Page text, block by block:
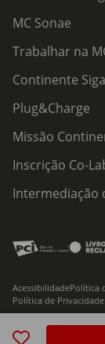
MC Sonae
Trabalhar na
Continente Siga
Plug&Charge
Missão
Inscrição Co-
Intermediação
© 2026 Modelo
AcessibilidadePolítica
Política de Privacidade